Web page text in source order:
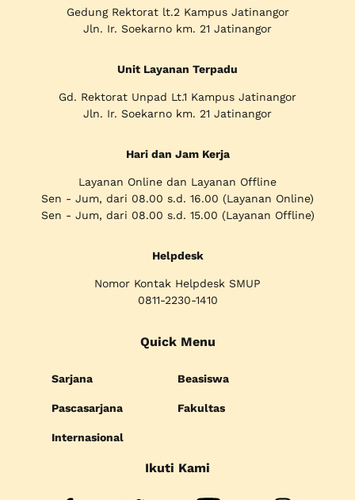
Gedung Rektorat lt.2 Kampus Jatinangor
Jln. Ir. Soekarno km. 21 Jatinangor
Unit Layanan Terpadu
Gd. Rektorat Unpad Lt.1 Kampus Jatinangor
Jln. Ir. Soekarno km. 21 Jatinangor
Hari dan Jam Kerja
Layanan Online dan Layanan Offline
Sen - Jum, dari 08.00 s.d. 16.00 (Layanan Online)
Sen - Jum, dari 08.00 s.d. 15.00 (Layanan Offline)
Helpdesk
Nomor Kontak Helpdesk SMUP
0811-2230-1410
Quick Menu
Sarjana Beasiswa
Pascasarjana Fakultas
Internasional
Ikuti Kami